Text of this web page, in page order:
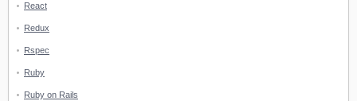
React
Redux
Rspec
Ruby
Ruby on Rails